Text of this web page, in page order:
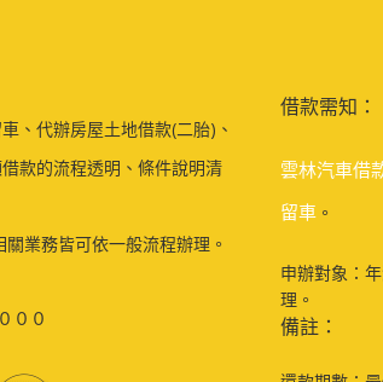
、代辦房屋土地借款(二胎)、
款的流程透明、條件說明清
業務皆可依一般流程辦理。
００
借款需知：
雲林汽車借
留車 。
申辦對象：
理。
備註：